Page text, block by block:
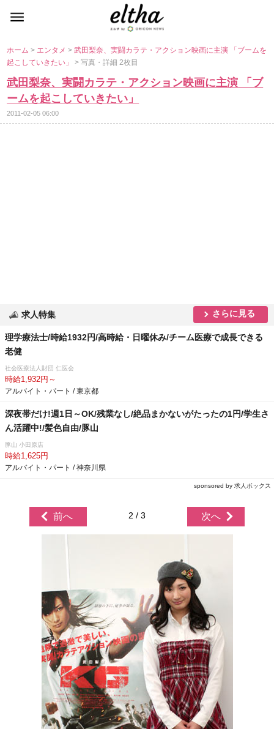
ホーム> エンタメ>武田梨奈、実闘カラテ・アクション映画に主演 「ブームを
起こしていきたい」> 写真・詳細 2枚目
武田梨奈、実闘カラテ・アクション映画に主演 「ブ
ームを起こしていきたい」
2011-02-05 06:00
求人特集 さらに見る
理学療法士/時給1932円/高時給・日曜休み/チーム医療で成長できる
老健
社会医療法人財団 仁医会
時給1,932円～
アルバイト・パート / 東京都
深夜帯だけ!週1日～OK/残業なし/絶品まかないがたったの1円/学生さ
ん活躍中!/髪色自由/豚山
豚山 小田原店
時給1,625円
アルバイト・パート / 神奈川県
sponsored by 求人ボックス
前へ 2 / 3 次へ